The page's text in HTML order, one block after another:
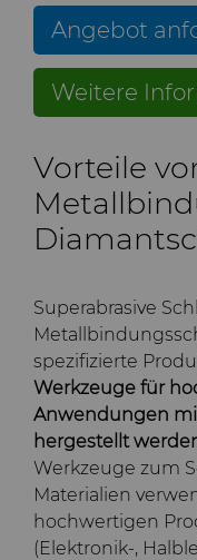
Skivit™
und
PCBN
BZN™
PCD
PCD
PCD
Rotierende
Grobe
QEHS-
Angebot
Weitere
Vorteile
Superabrasive
spezifizierte
Werkzeuge für
Anwendungen
hergestellt
Werkzeuge zum
Materialien
hochwertigen
(Elektronik-,